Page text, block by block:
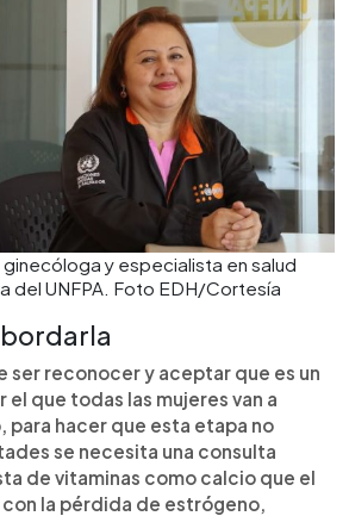
y especialista en salud
del UNFPA. Foto EDH/Cortesía
ser reconocer y aceptar que es un
que todas las mujeres van a
para hacer que esta etapa no
se necesita una consulta
de vitaminas como calcio que el
la pérdida de estrógeno,